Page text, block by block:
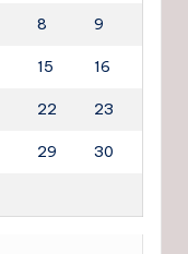
8 9
15 16
22 23
29 30